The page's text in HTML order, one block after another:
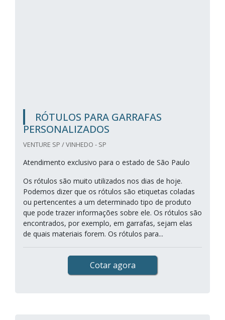
RÓTULOS PARA GARRAFAS
PERSONALIZADOS
VENTURE SP / VINHEDO - SP
Atendimento exclusivo para o estado de São Paulo
Os rótulos são muito utilizados nos dias de hoje.
Podemos dizer que os rótulos são etiquetas coladas
ou pertencentes a um determinado tipo de produto
que pode trazer informações sobre ele. Os rótulos são
encontrados, por exemplo, em garrafas, sejam elas
de quais materiais forem. Os rótulos para...
Cotar agora